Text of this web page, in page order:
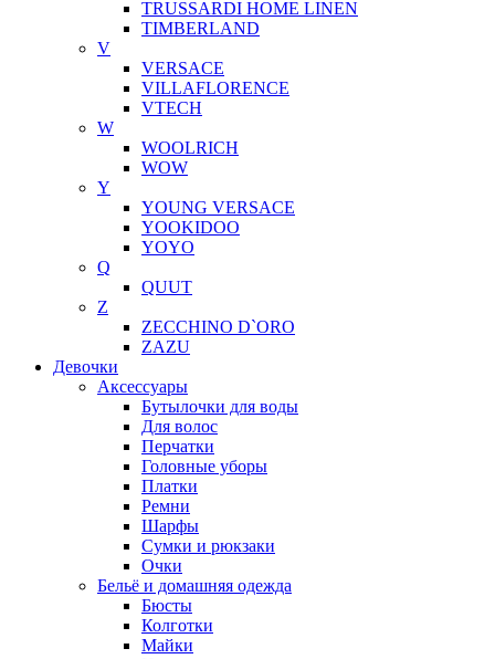
TRUSSARDI HOME LINEN
TIMBERLAND
V
VERSACE
VILLAFLORENCE
VTECH
W
WOOLRICH
WOW
Y
YOUNG VERSACE
YOOKIDOO
YOYO
Q
QUUT
Z
ZECCHINO D`ORO
ZAZU
Девочки
Аксессуары
Бутылочки для воды
Для волос
Перчатки
Головные уборы
Платки
Ремни
Шарфы
Сумки и рюкзаки
Очки
Бельё и домашняя одежда
Бюсты
Колготки
Майки